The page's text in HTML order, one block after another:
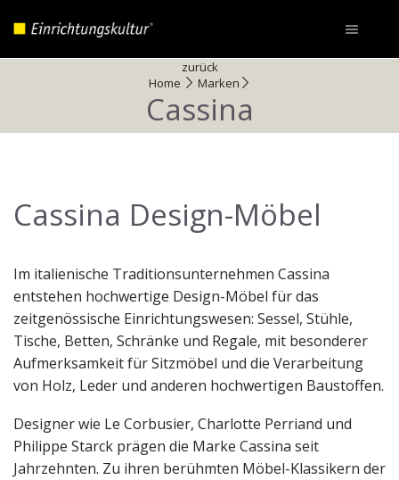
zurück
Home
Marken
Cassina
Cassina Design-Möbel
Im italienische Traditionsunternehmen Cassina
entstehen hochwertige Design-Möbel für das
zeitgenössische Einrichtungswesen: Sessel, Stühle,
Tische, Betten, Schränke und Regale, mit besonderer
Aufmerksamkeit für Sitzmöbel und die Verarbeitung
von Holz, Leder und anderen hochwertigen Baustoffen.
Designer wie Le Corbusier, Charlotte Perriand und
Philippe Starck prägen die Marke Cassina seit
Jahrzehnten. Zu ihren berühmten Möbel-Klassikern der